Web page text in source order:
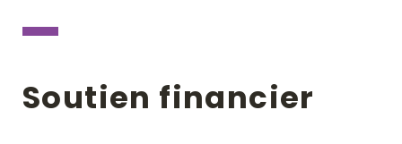
Soutien financier